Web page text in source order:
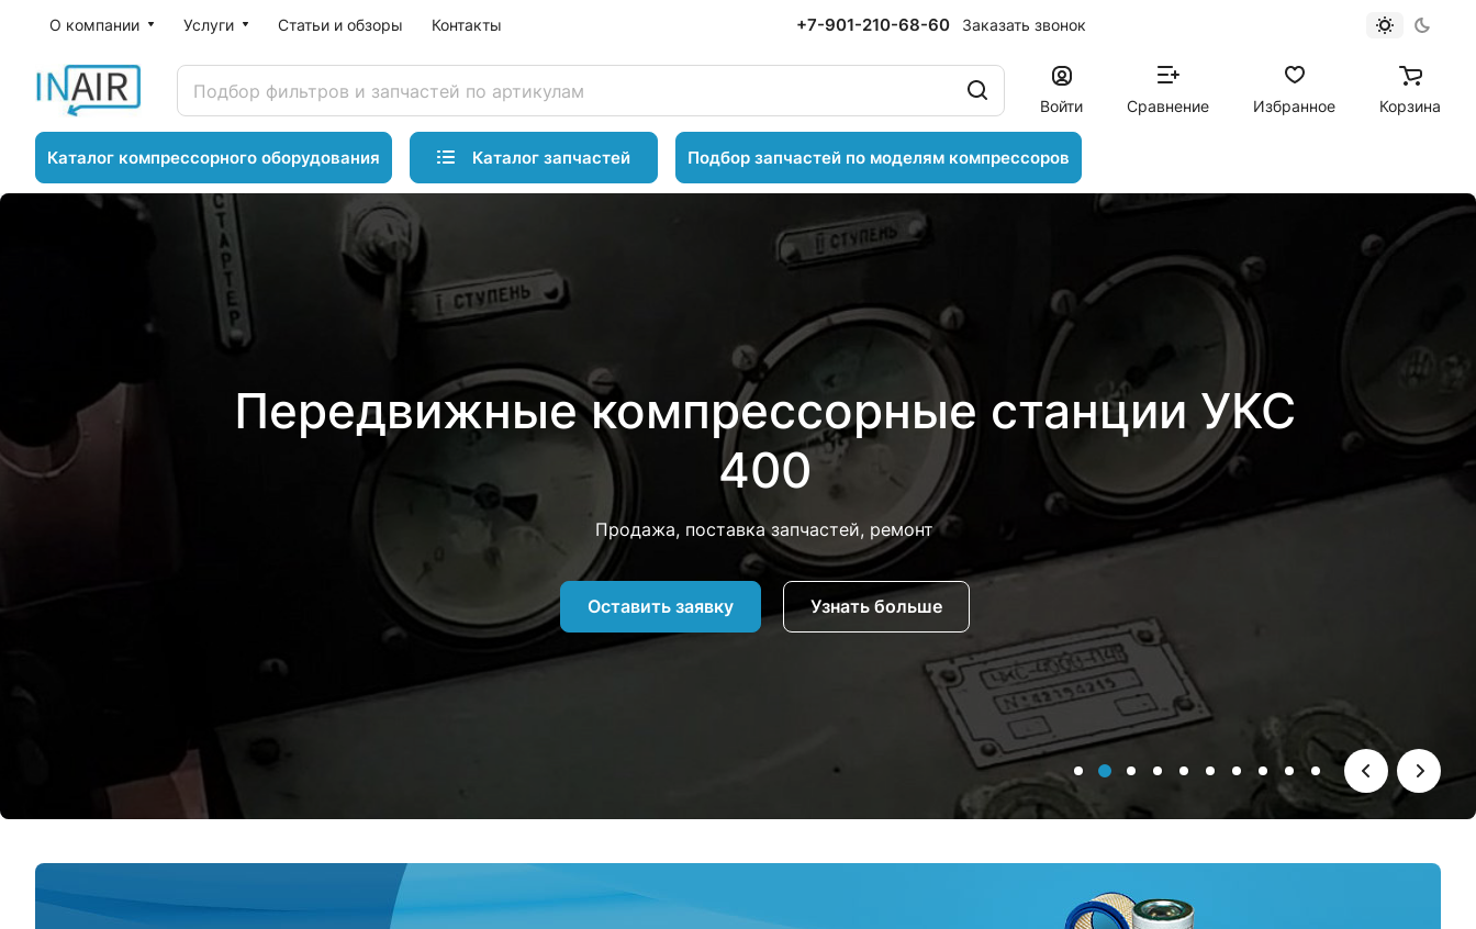
О компании Услуги Статьи и обзоры Контакты +7-901-210-68-60 Заказать звонок
Войти Сравнение Избранное Корзина
Каталог компрессорного оборудования Каталог запчастей Подбор запчастей по моделям компрессоров
Передвижные компрессорные станции УКС
400
Продажа, поставка запчастей, ремонт
Оставить заявку Узнать больше